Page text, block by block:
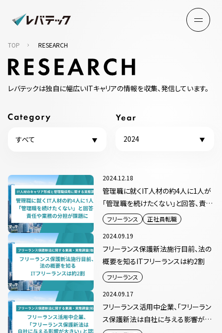
TOP RESEARCH
レバテックは独自に幅広いITキャリアの情報を収集、発信しています。
すべて 2024
2024.12.18
管理職に就くIT人材の約4人に1人が
「管理職を続けたくない」と回答、責任
や業務の分担が課題に
フリーランス
正社員転職
2024.09.19
フリーランス保護新法施行目前、法の
概要を知るITフリーランスは約2割
フリーランス
2024.09.17
フリーランス活用中企業、「フリーラン
ス保護新法は自社に与える影響が大